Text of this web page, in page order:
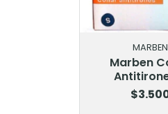
MARBEN
Marben